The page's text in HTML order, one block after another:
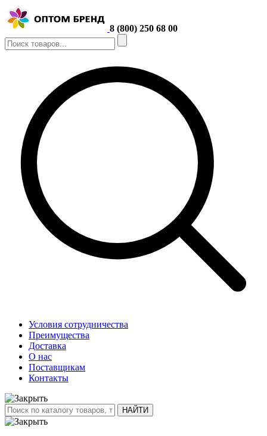
8 (800) 250 68 00
Условия сотрудничества
Преимущества
Доставка
О нас
Поставщикам
Контакты